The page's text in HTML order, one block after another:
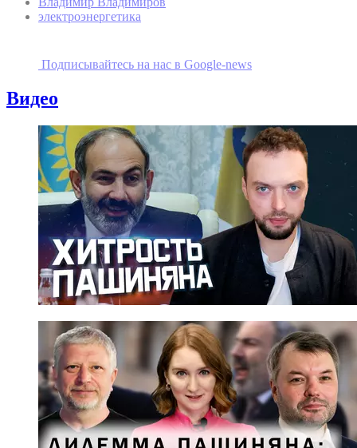
электроэнергетика
Подписывайтесь на наc в Google-news
Видео